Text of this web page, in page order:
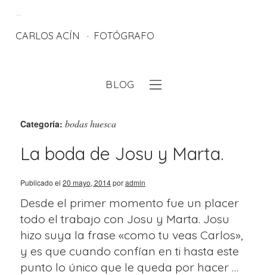
CARLOS ACÍN FOTÓGRAFO
BLOG
Categoría: bodas huesca
La boda de Josu y Marta.
Publicado el 20 mayo, 2014poradmin
Desde el primer momento fue un placer
todo el trabajo con Josu y Marta. Josu
hizo suya la frase «como tu veas Carlos»,
y es que cuando confían en ti hasta este
punto lo único que le queda por hacer …